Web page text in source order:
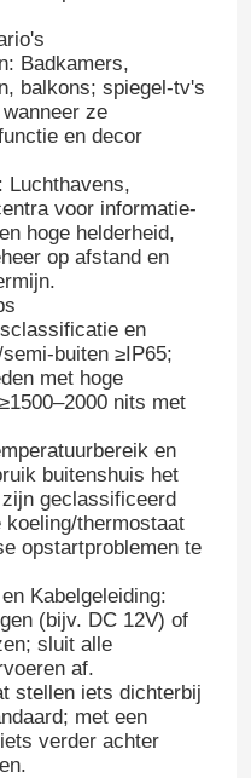
Badkamers,
balkons; spiegel-tv's
ze
en decor
Luchthavens,
voor informatie-
hoge helderheid,
op afstand en
en
buiten ≥IP65;
met hoge
nits met
en
buitenshuis het
geclassificeerd
thermostaat
opstartproblemen te
Kabelgeleiding:
(bijv. DC 12V) of
sluit alle
af.
stellen iets dichterbij
met een
verder achter